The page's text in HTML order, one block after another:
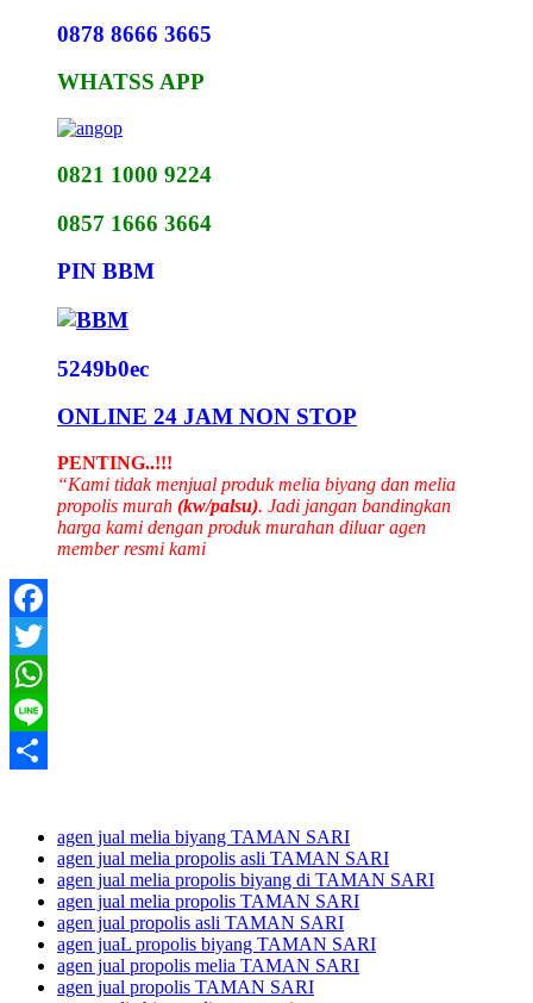
0878 8666 3665
WHATSS APP
0821 1000 9224
0857 1666 3664
PIN BBM
5249b0ec
ONLINE 24 JAM NON STOP
PENTING..!!!
“Kami tidak menjual produk melia biyang dan melia
propolis murah (kw/palsu). Jadi jangan bandingkan
harga kami dengan produk murahan diluar agen
member resmi kami
Facebook
Twitter
WhatsApp
Line
agen jual melia biyang TAMAN SARI
agen jual melia propolis asli TAMAN SARI
agen jual melia propolis biyang di TAMAN SARI
agen jual melia propolis TAMAN SARI
agen jual propolis asli TAMAN SARI
agen juaL propolis biyang TAMAN SARI
agen jual propolis melia TAMAN SARI
agen jual propolis TAMAN SARI